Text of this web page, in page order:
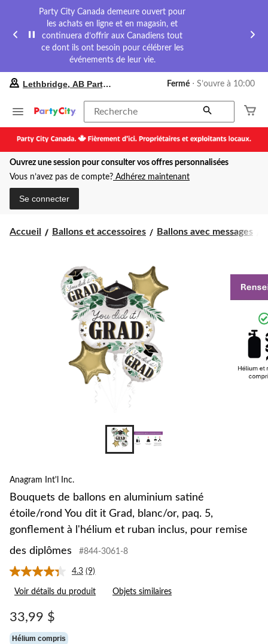
Party City Canada demeure ouvert pour
les achats en ligne et en magasin, et
continuera d’offrir aux Canadiens tout
ce dont ils ont besoin pour célébrer les
événements de leur vie.
préféré
Lethbridge,
Party
City,
courament
Fermé,
pour
Lethbridge, AB Party City Fermé ⋅ S’ouvre à 10:00
Recherche
Ouvrez une session pour consulter vos offres personnalisées
Vous n’avez pas de compte? Adhérez maintenant
Se connecter
Accueil Ballons et accessoires Ballons avec messages
Anagram Int'l Inc.
Bouquets de ballons en aluminium satiné
étoile/rond You dit it Grad, blanc/or, paq. 5,
gonflement à l'hélium et ruban inclus, pour remise
des diplômes
#844-3061-8
4.3 Lire
les
9
(9)
Voir détails du produit Objets similaires
33,99 $
Hélium compris